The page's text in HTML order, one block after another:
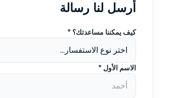
أرسل لنا رسالة
كيف يمكننا مساعدتك؟ *
الاسم الأول *